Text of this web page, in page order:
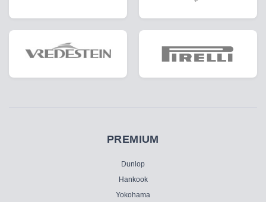
PREMIUM
Dunlop
Hankook
Yokohama